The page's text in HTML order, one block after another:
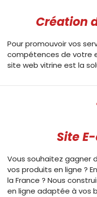
Création
Pour promouvoir vos
compétences de votre
site web vitrine est la
Site
Vous souhaitez gagner
vos produits en ligne ?
la France ? Nous
en ligne adaptée à vos